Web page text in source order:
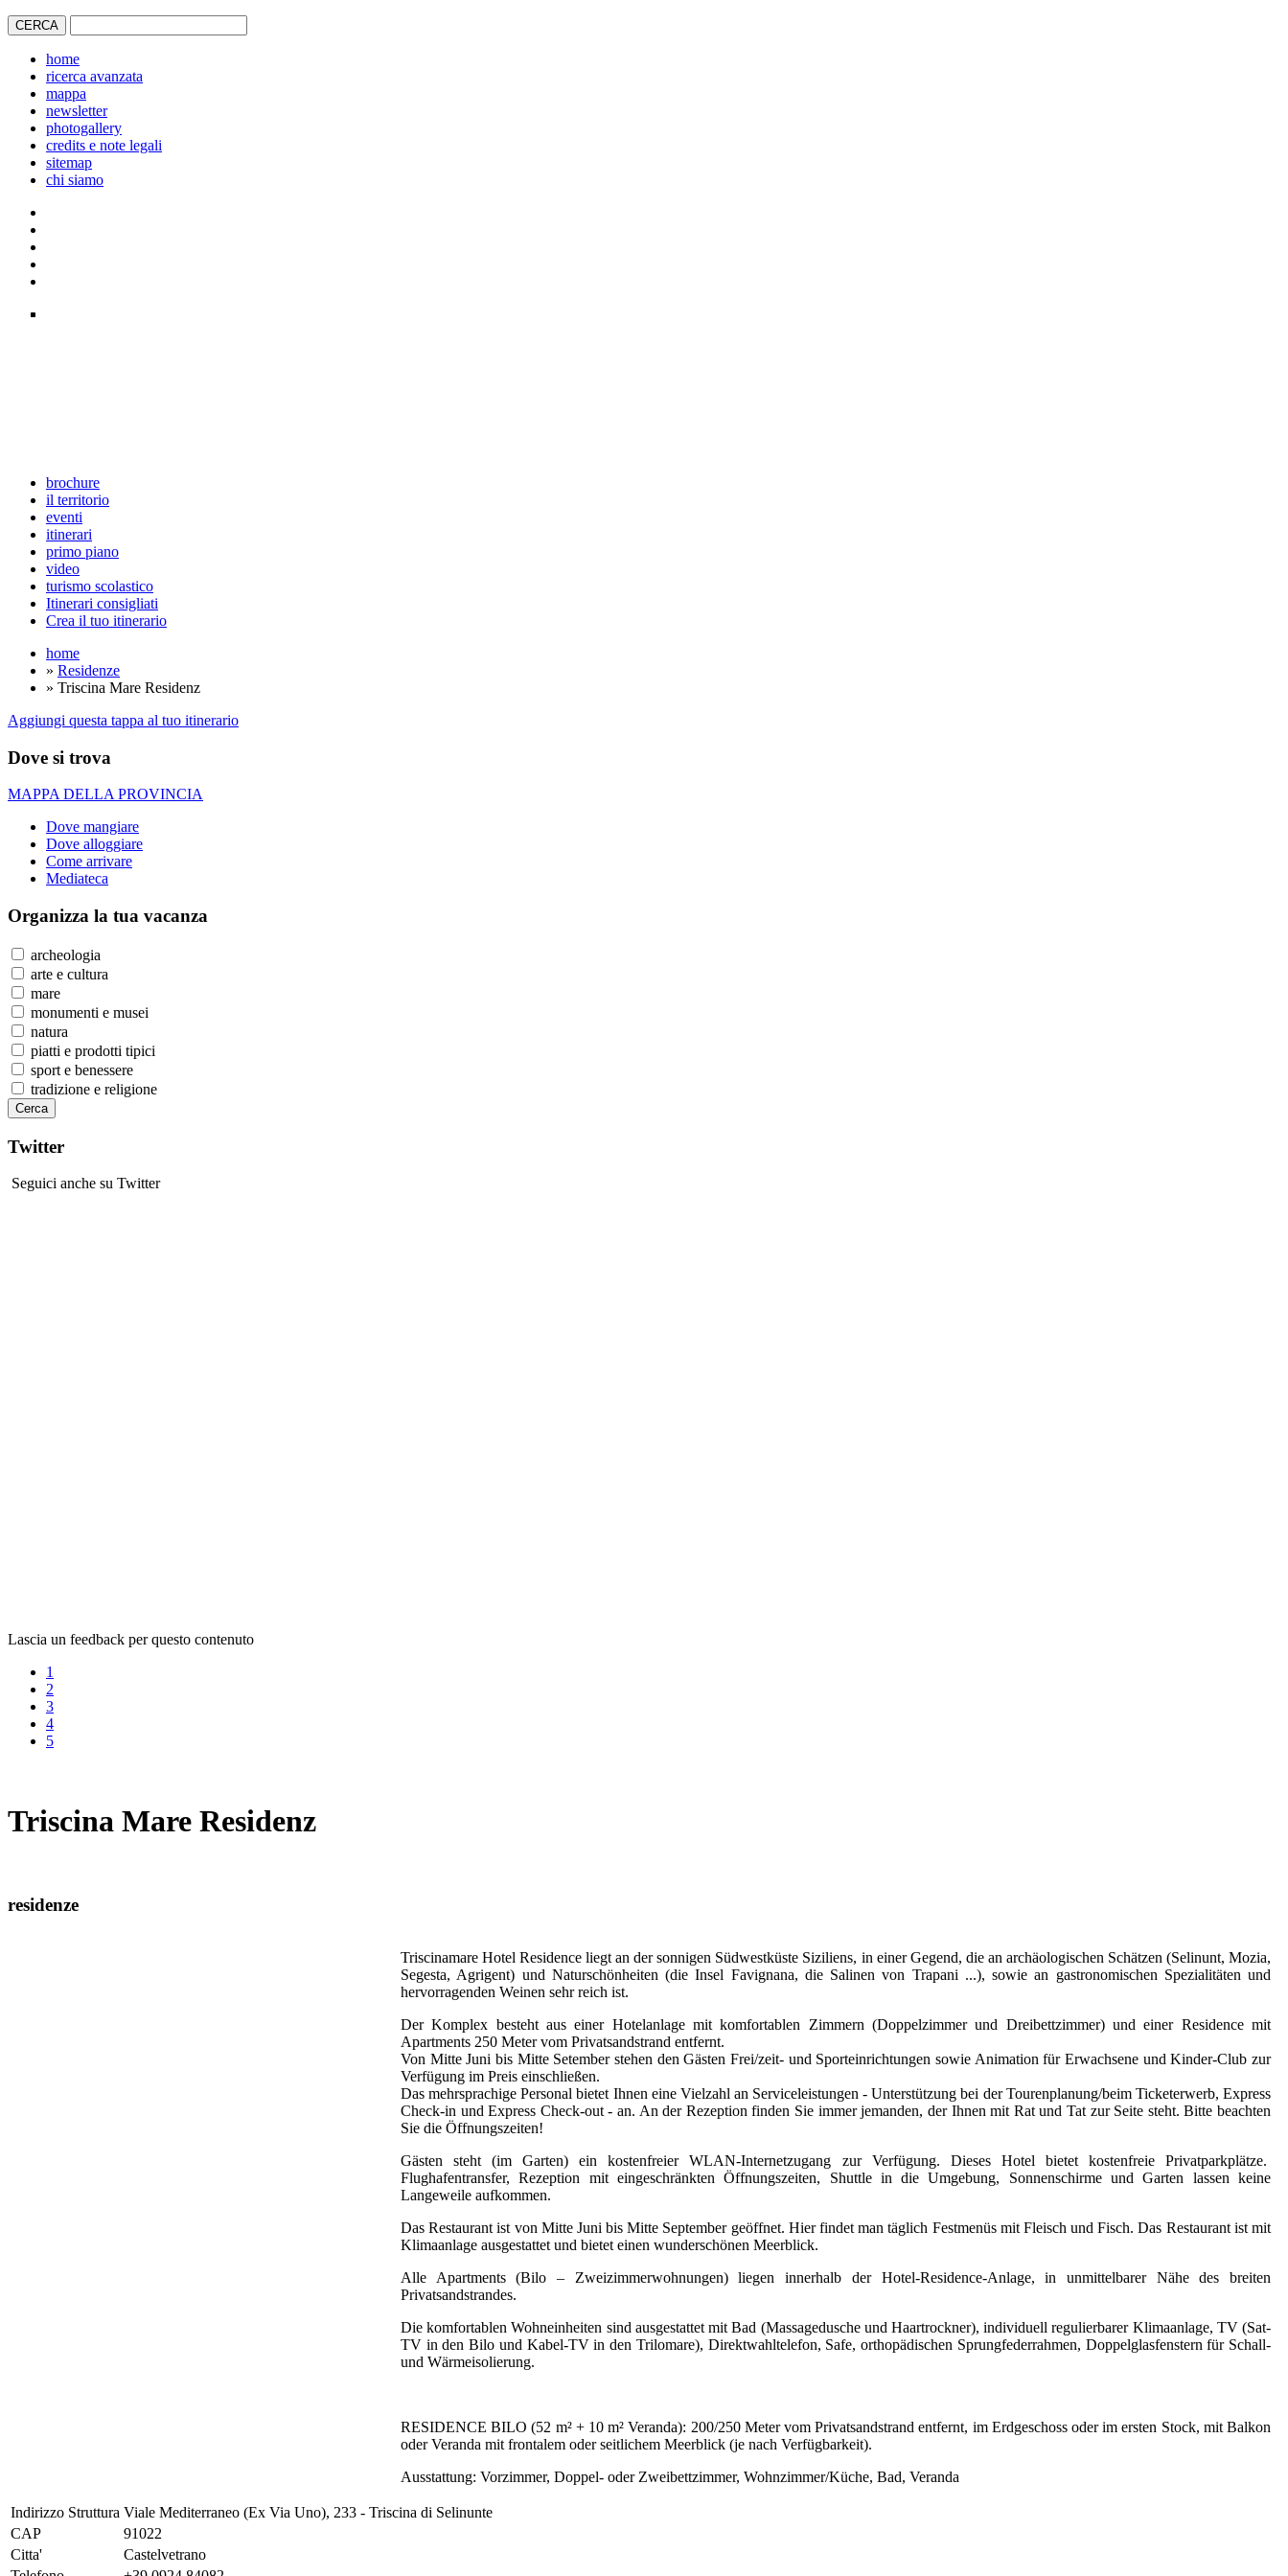
home
ricerca avanzata
mappa
newsletter
photogallery
credits e note legali
sitemap
chi siamo
brochure
il territorio
eventi
itinerari
primo piano
video
turismo scolastico
Itinerari consigliati
Crea il tuo itinerario
home
» Residenze
» Triscina Mare Residenz
Aggiungi questa tappa al tuo itinerario
Dove si trova
MAPPA DELLA PROVINCIA
Dove mangiare
Dove alloggiare
Come arrivare
Mediateca
Organizza la tua vacanza
archeologia
arte e cultura
mare
monumenti e musei
natura
piatti e prodotti tipici
sport e benessere
tradizione e religione
Twitter
Seguici anche su Twitter
Lascia un feedback per questo contenuto
1
2
3
4
5
Triscina Mare Residenz
residenze
Triscinamare Hotel Residence liegt an der sonnigen Südwestküste Siziliens, in einer Gegend, die an archäologischen Schätzen (Selinunt, Mozia,
Segesta, Agrigent) und Naturschönheiten (die Insel Favignana, die Salinen von Trapani ...), sowie an gastronomischen Spezialitäten und
hervorragenden Weinen sehr reich ist.
Der Komplex besteht aus einer Hotelanlage mit komfortablen Zimmern (Doppelzimmer und Dreibettzimmer) und einer Residence mit
Apartments 250 Meter vom Privatsandstrand entfernt.
Von Mitte Juni bis Mitte Setember stehen den Gästen Frei/zeit- und Sporteinrichtungen sowie Animation für Erwachsene und Kinder-Club zur
Verfügung im Preis einschließen.
Das mehrsprachige Personal bietet Ihnen eine Vielzahl an Serviceleistungen - Unterstützung bei der Tourenplanung/beim Ticketerwerb, Express
Check-in und Express Check-out - an. An der Rezeption finden Sie immer jemanden, der Ihnen mit Rat und Tat zur Seite steht. Bitte beachten
Sie die Öffnungszeiten!
Gästen steht (im Garten) ein kostenfreier WLAN-Internetzugang zur Verfügung. Dieses Hotel bietet kostenfreie Privatparkplätze.
Flughafentransfer, Rezeption mit eingeschränkten Öffnungszeiten, Shuttle in die Umgebung, Sonnenschirme und Garten lassen keine
Langeweile aufkommen.
Das Restaurant ist von Mitte Juni bis Mitte September geöffnet. Hier findet man täglich Festmenüs mit Fleisch und Fisch. Das Restaurant ist mit
Klimaanlage ausgestattet und bietet einen wunderschönen Meerblick.
Alle Apartments (Bilo – Zweizimmerwohnungen) liegen innerhalb der Hotel-Residence-Anlage, in unmittelbarer Nähe des breiten
Privatsandstrandes.
Die komfortablen Wohneinheiten sind ausgestattet mit Bad (Massagedusche und Haartrockner), individuell regulierbarer Klimaanlage, TV (Sat-
TV in den Bilo und Kabel-TV in den Trilomare), Direktwahltelefon, Safe, orthopädischen Sprungfederrahmen, Doppelglasfenstern für Schall-
und Wärmeisolierung.
RESIDENCE BILO (52 m² + 10 m² Veranda): 200/250 Meter vom Privatsandstrand entfernt, im Erdgeschoss oder im ersten Stock, mit Balkon
oder Veranda mit frontalem oder seitlichem Meerblick (je nach Verfügbarkeit).
Ausstattung: Vorzimmer, Doppel- oder Zweibettzimmer, Wohnzimmer/Küche, Bad, Veranda
Indirizzo Struttura Viale Mediterraneo (Ex Via Uno), 233 - Triscina di Selinunte
CAP
91022
Citta'
Castelvetrano